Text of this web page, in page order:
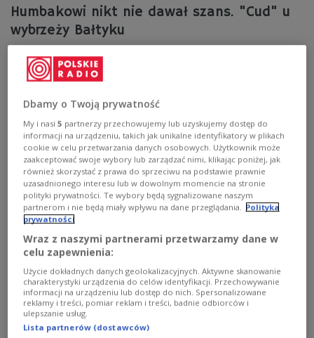
Humbakowi nikt nie dawał szans. "Cud" u
wybrzeży Bałtyku
Humbak Timmy, który pod koniec marca utknął na
mieliźnie na Bałtyku u północnych wybrzeży Niemiec, w
poniedziałek rano zdołał się uwolnić. Organizacje
pomocowe mają nadzieję, że wielorybowi uda się
dopłynąć do Morza Północnego i Atlantyku.
Zobacz więcej na temat:zwierzęta Niemcy Europa ŚWIAT
Droższe loty zmieniają plany. Bałtyk
przyciąga coraz więcej turystów
Dbamy o Twoją prywatność
My i nasi5 partnerzy przechowujemy lub uzyskujemy dostęp do
informacji na urządzeniu, takich jak unikalne identyfikatory w plikach
cookie w celu przetwarzania danych osobowych. Użytkownik może
zaakceptować swoje wybory lub zarządzać nimi, klikając poniżej, jak
również skorzystać z prawa do sprzeciwu na podstawie prawnie
uzasadnionego interesu lub w dowolnym momencie na stronie
polityki prywatności. Te wybory będą sygnalizowane naszym
partnerom i nie będą miały wpływu na dane przeglądania. Polityka
prywatności
Wraz z naszymi partnerami przetwarzamy dane w
celu zapewnienia:
Użycie dokładnych danych geolokalizacyjnych. Aktywne skanowanie
charakterystyki urządzenia do celów identyfikacji. Przechowywanie
informacji na urządzeniu lub dostęp do nich. Spersonalizowane
reklamy i treści, pomiar reklam i treści, badnie odbiorców i
ulepszanie usług.
Lista partnerów (dostawców)